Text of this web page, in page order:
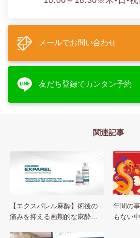
メールでお問い合わせ
友だち登録でカンタン予約
関連記事
【エクスパレル麻酔】術後の
痛みを抑える画期的な麻酔…
年間の
もない